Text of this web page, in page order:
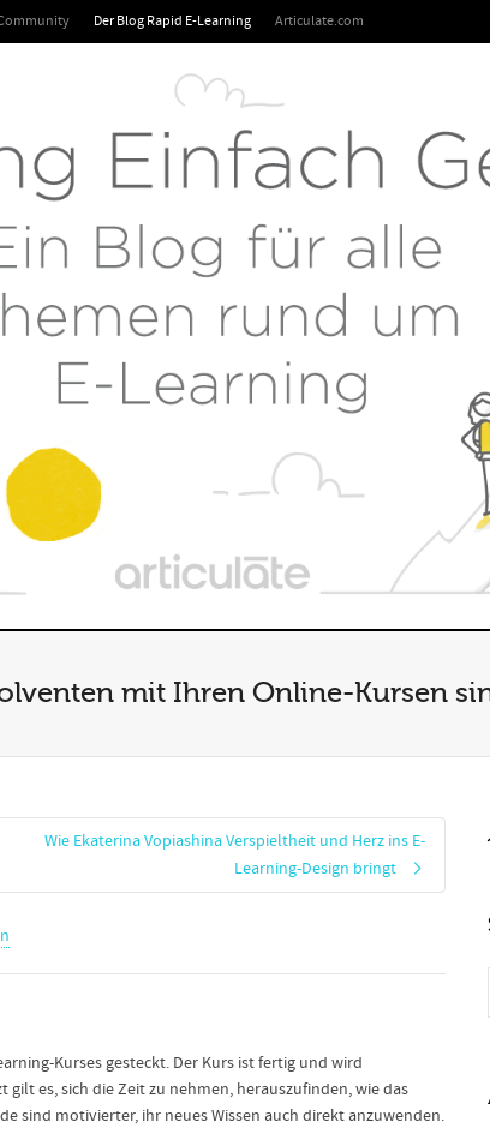
Der Blog Rapid E-Learning Articulate.com
mit Ihren Online-Kursen
Wie Ekaterina Vopiashina Verspieltheit und Herz ins E-
Learning-Design bringt
Kurses gesteckt. Der Kurs ist fertig und wird
es, sich die Zeit zu nehmen, herauszufinden, wie das
sind motivierter, ihr neues Wissen auch direkt anzuwenden.